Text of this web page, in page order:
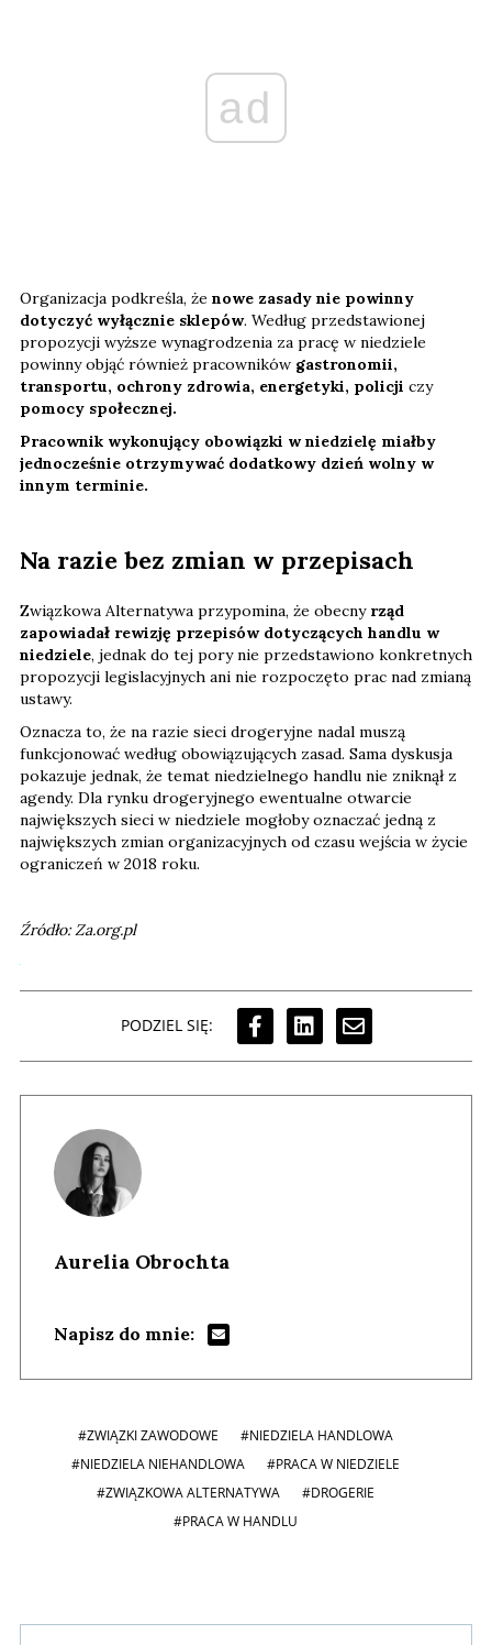
ad
Organizacja podkreśla, że nowe zasady nie powinny
dotyczyć wyłącznie sklepów. Według przedstawionej
propozycji wyższe wynagrodzenia za pracę w niedziele
powinny objąć również pracowników gastronomii,
transportu, ochrony zdrowia, energetyki, policji czy
pomocy społecznej.
Pracownik wykonujący obowiązki w niedzielę miałby
jednocześnie otrzymywać dodatkowy dzień wolny w
innym terminie.
Na razie bez zmian w przepisach
Związkowa Alternatywa przypomina, że obecny rząd
zapowiadał rewizję przepisów dotyczących handlu w
niedziele, jednak do tej pory nie przedstawiono konkretnych
propozycji legislacyjnych ani nie rozpoczęto prac nad zmianą
ustawy.
Oznacza to, że na razie sieci drogeryjne nadal muszą
funkcjonować według obowiązujących zasad. Sama dyskusja
pokazuje jednak, że temat niedzielnego handlu nie zniknął z
agendy. Dla rynku drogeryjnego ewentualne otwarcie
największych sieci w niedziele mogłoby oznaczać jedną z
największych zmian organizacyjnych od czasu wejścia w życie
ograniczeń w 2018 roku.
Źródło: Za.org.pl
PODZIEL SIĘ:
Aurelia Obrochta
Napisz do mnie:
#ZWIĄZKI ZAWODOWE
#NIEDZIELA HANDLOWA
#NIEDZIELA NIEHANDLOWA
#PRACA W NIEDZIELE
#ZWIĄZKOWA ALTERNATYWA
#DROGERIE
#PRACA W HANDLU